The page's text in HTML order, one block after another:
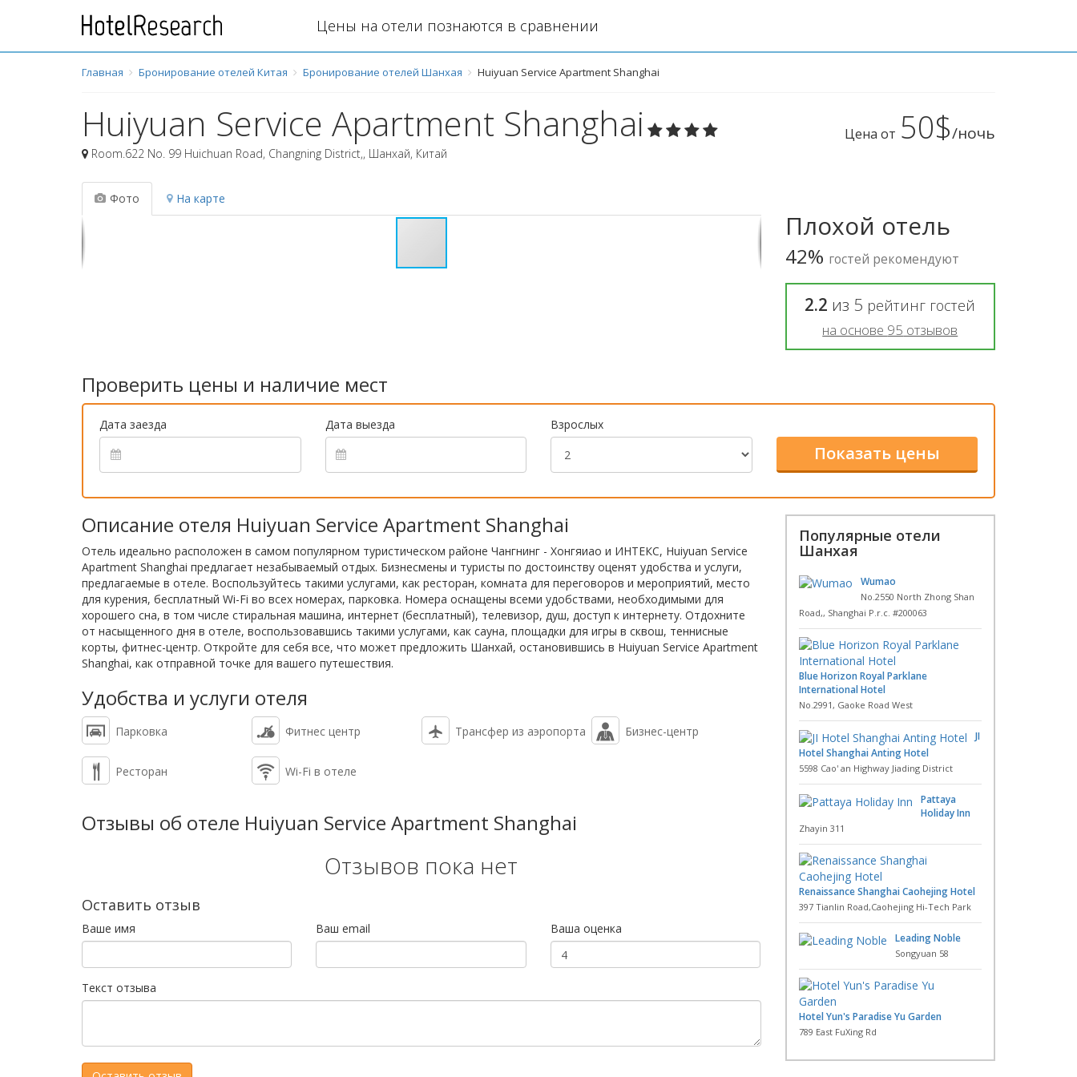
Цены на отели познаются в сравнении
Главная Бронирование отелей Китая Бронирование отелей Шанхая Huiyuan Service Apartment Shanghai
Huiyuan Service Apartment Shanghai
Room.622 No. 99 Huichuan Road, Changning District,, Шанхай, Китай
Цена от 50$/ночь
Фото На карте
Плохой отель
42% гостей рекомендуют
2.2 из 5 рейтинг гостей
на основе 95 отзывов
Проверить цены и наличие мест
Дата заезда Дата выезда Взрослых
Описание отеля Huiyuan Service Apartment Shanghai
Отель идеально расположен в самом популярном туристическом районе Чангнинг - Хонгяиао и ИНТЕКС, Huiyuan Service
Apartment Shanghai предлагает незабываемый отдых. Бизнесмены и туристы по достоинству оценят удобства и услуги,
предлагаемые в отеле. Воспользуйтесь такими услугами, как ресторан, комната для переговоров и мероприятий, место
для курения, бесплатный Wi-Fi во всех номерах, парковка. Номера оснащены всеми удобствами, необходимыми для
хорошего сна, в том числе стиральная машина, интернет (бесплатный), телевизор, душ, доступ к интернету. Отдохните
от насыщенного дня в отеле, воспользовавшись такими услугами, как сауна, площадки для игры в сквош, теннисные
корты, фитнес-центр. Откройте для себя все, что может предложить Шанхай, остановившись в Huiyuan Service Apartment
Shanghai, как отправной точке для вашего путешествия.
Удобства и услуги отеля
Парковка Фитнес центр Трансфер из аэропорта Бизнес-центр
Ресторан Wi-Fi в отеле
Отзывы об отеле Huiyuan Service Apartment Shanghai
Отзывов пока нет
Оставить отзыв
Ваше имя Ваш email Ваша оценка
Текст отзыва
Популярные отели
Шанхая
Wumao
No.2550 North Zhong Shan
Road,, Shanghai P.r.c. #200063
Blue Horizon Royal Parklane
International Hotel
No.2991, Gaoke Road West
JI
Hotel Shanghai Anting Hotel
5598 Cao' an Highway Jiading District
Pattaya
Holiday Inn
Zhayin 311
Renaissance Shanghai Caohejing Hotel
397 Tianlin Road,Caohejing Hi-Tech Park
Leading Noble
Songyuan 58
Hotel Yun's Paradise Yu Garden
789 East FuXing Rd